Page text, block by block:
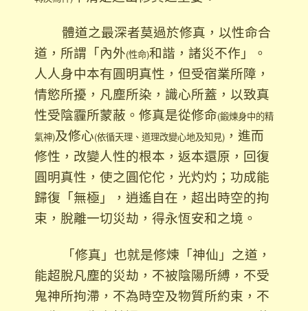
體道之最深者莫過於修真，以性命合
道，所謂「內外(性命)和諧，諸災不作」。
人人身中本有圓明真性，但受宿業所障，
情慾所擾，凡塵所染，識心所蓋，以致真
性受陰霾所蒙蔽。修真是從修命(鍛煉身中的精
氣神)及修心(依循天理、道理改變心地及知見) ，進而
修性，改變人性的根本，返本還原，回復
圓明真性，使之圓佗佗，光灼灼；功成能
歸復「無極」，逍遙自在，超出時空的拘
束，脫離一切災劫，得永恆安和之境。
「修真」也就是修煉「神仙」之道，
能超脫凡塵的災劫，不被陰陽所縛，不受
鬼神所拘滯，不為時空及物質所約束，不